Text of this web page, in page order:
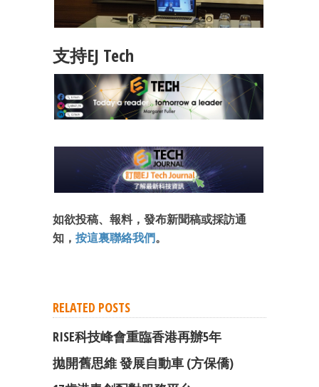
支持EJ Tech
如欲投稿、報料，發布新聞稿或採訪通
知， 按這裏聯絡我們。
RELATED POSTS
RISE科技峰會重臨香港再辦5年
拋開舊思維 發展自動車 (方保僑)